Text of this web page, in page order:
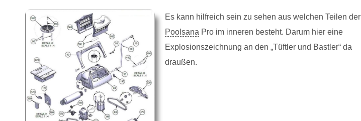
Es kann hilfreich sein zu sehen aus welchen Teilen der
Poolsana Pro im inneren besteht. Darum hier eine
Explosionszeichnung an den „Tüftler und Bastler“ da
draußen.